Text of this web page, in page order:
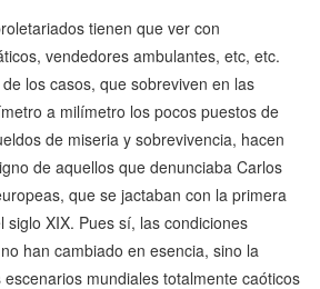
tienen que ver con
vendedores ambulantes, etc, etc.
los casos, que sobreviven en las
a milímetro los pocos puestos de
de miseria y sobrevivencia, hacen
de aquellos que denunciaba Carlos
que se jactaban con la primera
siglo XIX. Pues sí, las condiciones
han cambiado en esencia, sino la
mundiales totalmente caóticos